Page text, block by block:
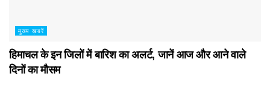
मुख्य ख़बरें
हिमाचल के इन जिलों में बारिश का अलर्ट, जानें आज और आने वाले
दिनों का मौसम